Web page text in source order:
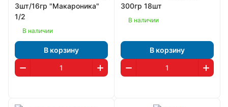
3шт/16гр "Макароника"
1/2
В наличии
В корзину
300гр 18шт
В наличии
В корзину